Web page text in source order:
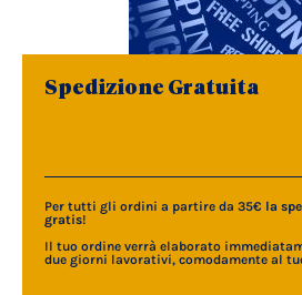
Spedizione Gratuita
Per tutti gli ordini a partire da 35€ la
gratis!
Il tuo ordine verrà elaborato
due giorni lavorativi, comodamente al